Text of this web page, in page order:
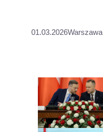
01.03.2026Warszawa